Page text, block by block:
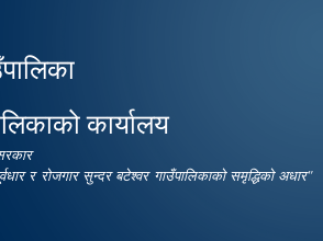
कार्यालय
र रोजगार सुन्दर बटेश्वर गाउँपालिकाको समृद्धिको अधार"